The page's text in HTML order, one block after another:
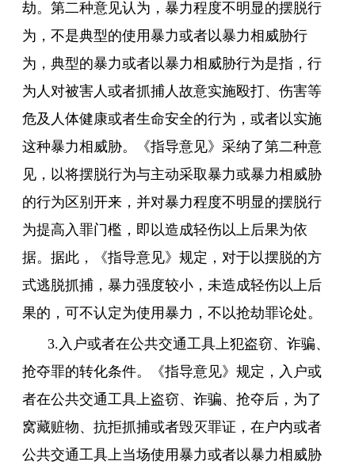
劫。第二种意见认为，暴力程度不明显的摆脱行
为，不是典型的使用暴力或者以暴力相威胁行
为，典型的暴力或者以暴力相威胁行为是指，行
为人对被害人或者抓捕人故意实施殴打、伤害等
危及人体健康或者生命安全的行为，或者以实施
这种暴力相威胁。《指导意见》采纳了第二种意
见，以将摆脱行为与主动采取暴力或暴力相威胁
的行为区别开来，并对暴力程度不明显的摆脱行
为提高入罪门檻，即以造成轻伤以上后果为依
据。据此，《指导意见》规定，对于以摆脱的方
式逃脱抓捕，暴力强度较小，未造成轻伤以上后
果的，可不认定为使用暴力，不以抢劫罪论处。
3.入户或者在公共交通工具上犯盗窃、诈骗、
抢夺罪的转化条件。《指导意见》规定，入户或
者在公共交通工具上盗窃、诈骗、抢夺后，为了
窝藏赃物、抗拒抓捕或者毁灭罪证，在户内或者
公共交通工具上当场使用暴力或者以暴力相威胁